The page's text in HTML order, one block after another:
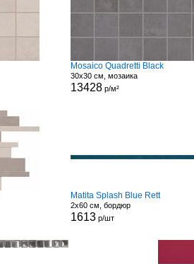
Mosaico Quadretti Black
30x30 см, мозаика
13428р/м²
Matita Splash Blue Rett
2x60 см, бордюр
1613р/шт